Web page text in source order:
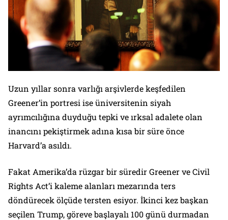
Uzun yıllar sonra varlığı arşivlerde keşfedilen
Greener’in portresi ise üniversitenin siyah
ayrımcılığına duyduğu tepki ve ırksal adalete olan
inancını pekiştirmek adına kısa bir süre önce
Harvard’a asıldı.
Fakat Amerika’da rüzgar bir süredir Greener ve Civil
Rights Act’i kaleme alanları mezarında ters
döndürecek ölçüde tersten esiyor. İkinci kez başkan
seçilen Trump, göreve başlayalı 100 günü durmadan